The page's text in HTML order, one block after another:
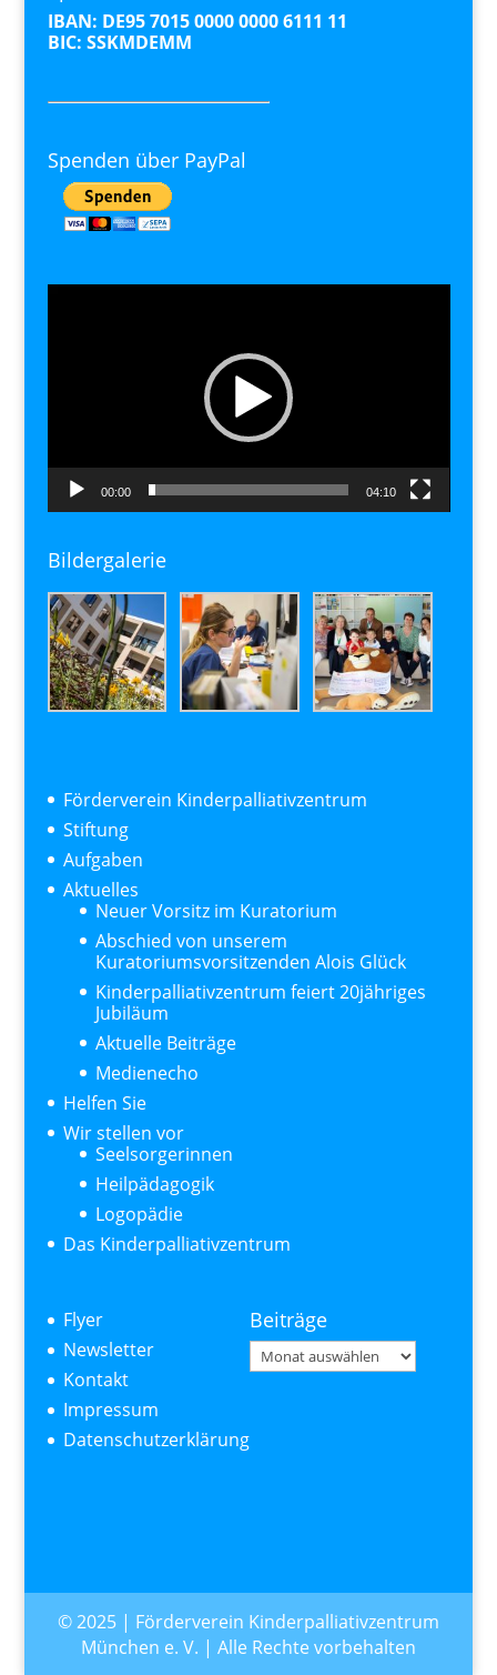
IBAN: DE95 7015 0000 0000 6111 11
BIC: SSKMDEMM
Spenden über PayPal
00:00 04:10
Bildergalerie
Förderverein Kinderpalliativzentrum
Stiftung
Aufgaben
Aktuelles
Neuer Vorsitz im Kuratorium
Abschied von unserem
Kuratoriumsvorsitzenden Alois Glück
Kinderpalliativzentrum feiert 20jähriges
Jubiläum
Aktuelle Beiträge
Medienecho
Helfen Sie
Wir stellen vor
Seelsorgerinnen
Heilpädagogik
Logopädie
Das Kinderpalliativzentrum
Flyer
Newsletter
Kontakt
Impressum
Datenschutzerklärung
Beiträge
Beiträge
© 2025 | Förderverein Kinderpalliativzentrum
München e. V. | Alle Rechte vorbehalten